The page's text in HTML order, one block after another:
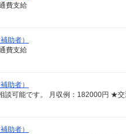
費支給
助者）
費支給
助者）
談可能です。 月収例：182000円 ★
助者）